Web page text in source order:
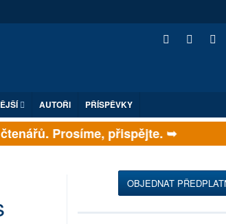
AUTOŘI PŘÍSPĚVKY
Prosíme, přispějte. ➥
OBJEDNAT